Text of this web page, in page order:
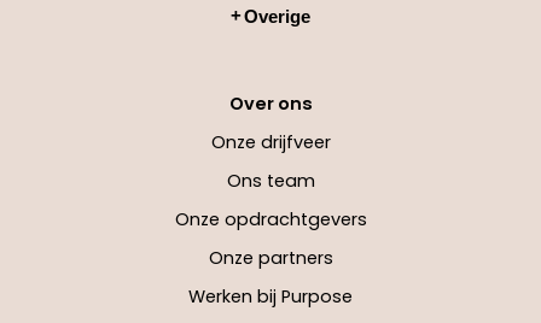
Overige
Over ons
Onze drijfveer
Ons team
Onze opdrachtgevers
Onze partners
Werken bij Purpose